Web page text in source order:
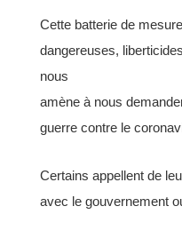
Cette batterie de
dangereuses,
nous
amène à nous
guerre contre le
Certains appellent de
avec le gouvernement